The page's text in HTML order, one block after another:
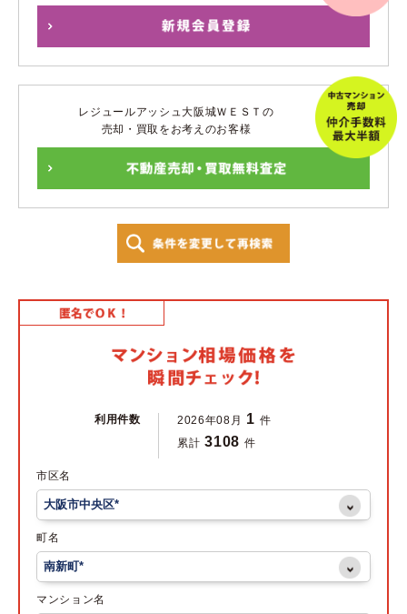
レジュールアッシュ大阪城ＷＥＳＴの
売却・買取をお考えのお客様
利用件数 2026年08月 1 件
累計 3108 件
市区名
町名
マンション名